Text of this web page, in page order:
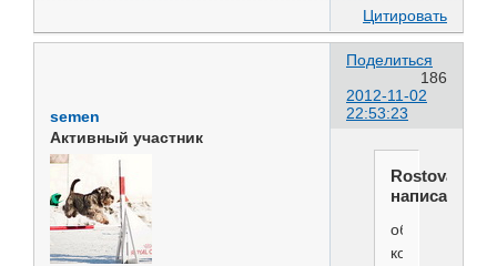
Цитировать
Поделиться
186
2012-11-02
22:53:23
semen
Активный участник
Rostova
написал(а):
обывателей
которые